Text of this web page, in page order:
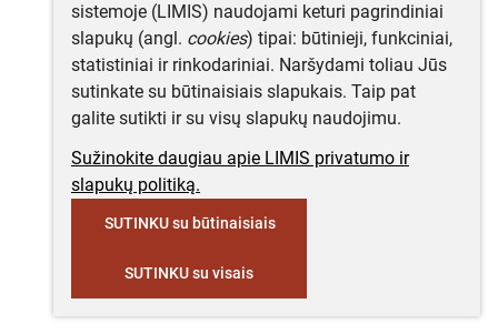
sistemoje (LIMIS) naudojami keturi pagrindiniai
slapukų (angl. cookies) tipai: būtinieji, funkciniai,
statistiniai ir rinkodariniai. Naršydami toliau Jūs
sutinkate su būtinaisiais slapukais. Taip pat
galite sutikti ir su visų slapukų naudojimu.
Sužinokite daugiau apie LIMIS privatumo ir
slapukų politiką.
SUTINKU su būtinaisiais
SUTINKU su visais